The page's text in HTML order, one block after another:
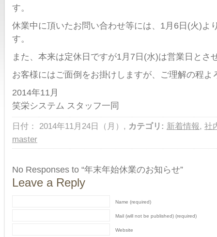
す。
休業中に頂いたお問い合わせ等には、1月6日(火)よ
す。
また、本来は定休日ですが1月7日(水)は営業日とさ
お客様にはご面倒をお掛けしますが、ご理解の程よ
2014年11月
笑栄システム スタッフ一同
日付： 2014年11月24日（月）, カテゴリ: 新着情報, 社
master
No Responses to “年末年始休業のお知らせ”
Leave a Reply
Name (required)
Mail (will not be published) (required)
Website